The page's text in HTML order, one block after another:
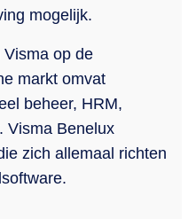
mogelijk.
op de
markt omvat
beheer, HRM,
Visma Benelux
zich allemaal richten